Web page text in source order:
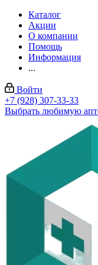
Каталог
Акции
О компании
Помощь
Информация
...
Войти
+7 (928) 307-33-33
Выбрать любимую